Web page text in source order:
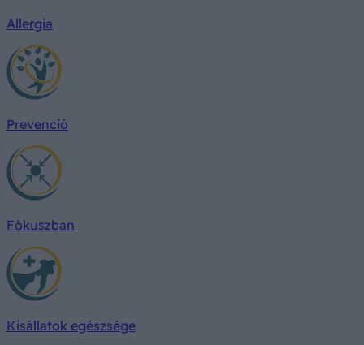
Allergia
Prevenció
Fókuszban
Kisállatok egészsége